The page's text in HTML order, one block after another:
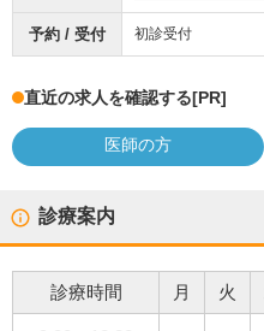
予約 / 受付 初診受付
直近の求人を確認する[PR]
医師の方
診療案内
診療時間 月 火